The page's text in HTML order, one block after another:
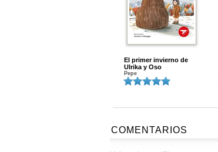
El primer invierno de
Ulrika y Oso
Pepe
COMENTARIOS